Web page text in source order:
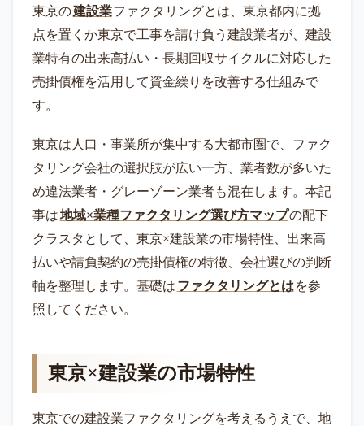
東京の建設業ファクタリングとは、東京都内に拠
点を置くか東京で工事を請け負う建設業者が、建設
業特有の出来高払い・長期回収サイクルに対応した
売掛債権を活用して資金繰りを改善する仕組みで
す。
東京は人口・事業所が集中する大都市圏で、ファク
タリング会社の選択肢が広い一方、業者数が多いた
め違法業者・グレーゾーン業者も混在します。本記
事は地域×業種ファクタリング選び方マップの配下
クラスタとして、東京×建設業の市場特性、出来高
払いや請負契約の売掛債権の特徴、会社選びの判断
軸を整理します。基礎は ファクタリングとは を参
照してください。
東京×建設業の市場特性
東京での建設業ファクタリングを考えるうえで、地